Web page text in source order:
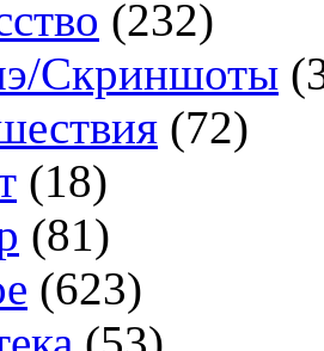
(232)
Скриншоты
(72)
(18)
(81)
(623)